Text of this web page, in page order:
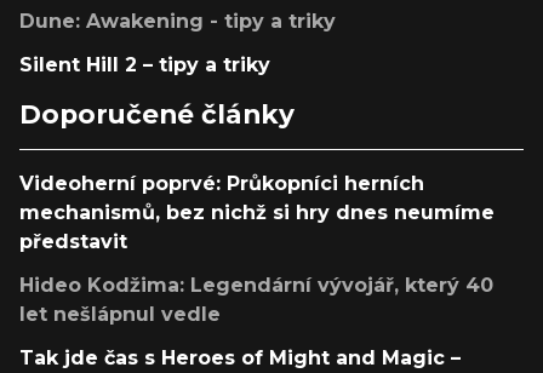
Dune: Awakening - tipy a triky
Silent Hill 2 – tipy a triky
Doporučené články
Videoherní poprvé: Průkopníci herních
mechanismů, bez nichž si hry dnes neumíme
představit
Hideo Kodžima: Legendární vývojář, který 40
let nešlápnul vedle
Tak jde čas s Heroes of Might and Magic –